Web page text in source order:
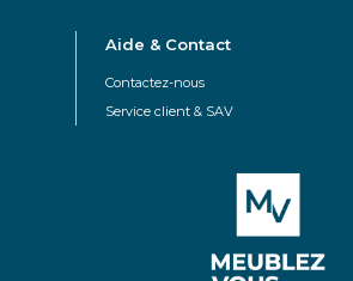
Aide & Contact
Contactez-nous
Service client & SAV